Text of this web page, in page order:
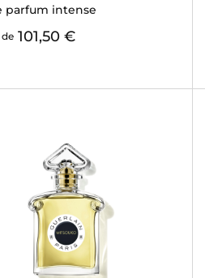
parfum intense
101,50 €